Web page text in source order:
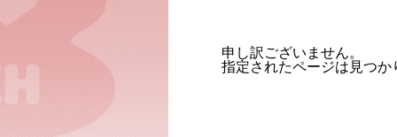
申し訳ございません。
指定されたページは見つか